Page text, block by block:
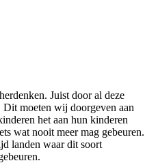
Juist door al deze
moeten wij doorgeven aan
het aan hun kinderen
wat nooit meer mag gebeuren.
landen waar dit soort